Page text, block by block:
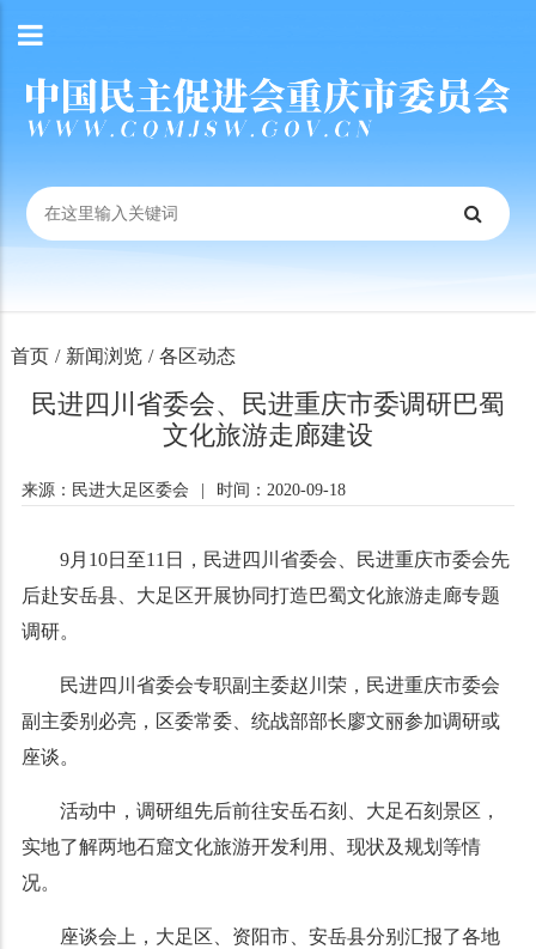
首页 / 新闻浏览 / 各区动态
民进四川省委会、民进重庆市委调研巴蜀
文化旅游走廊建设
来源：民进大足区委会 时间：2020-09-18
9月10日至11日，民进四川省委会、民进重庆市委会先
后赴安岳县、大足区开展协同打造巴蜀文化旅游走廊专题
调研。
民进四川省委会专职副主委赵川荣，民进重庆市委会
副主委别必亮，区委常委、统战部部长廖文丽参加调研或
座谈。
活动中，调研组先后前往安岳石刻、大足石刻景区，
实地了解两地石窟文化旅游开发利用、现状及规划等情
况。
座谈会上，大足区、资阳市、安岳县分别汇报了各地